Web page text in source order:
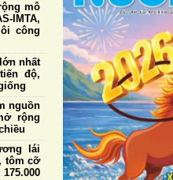
mô
công
nhất
độ,
nguồn
rộng
lái
tôm cỡ